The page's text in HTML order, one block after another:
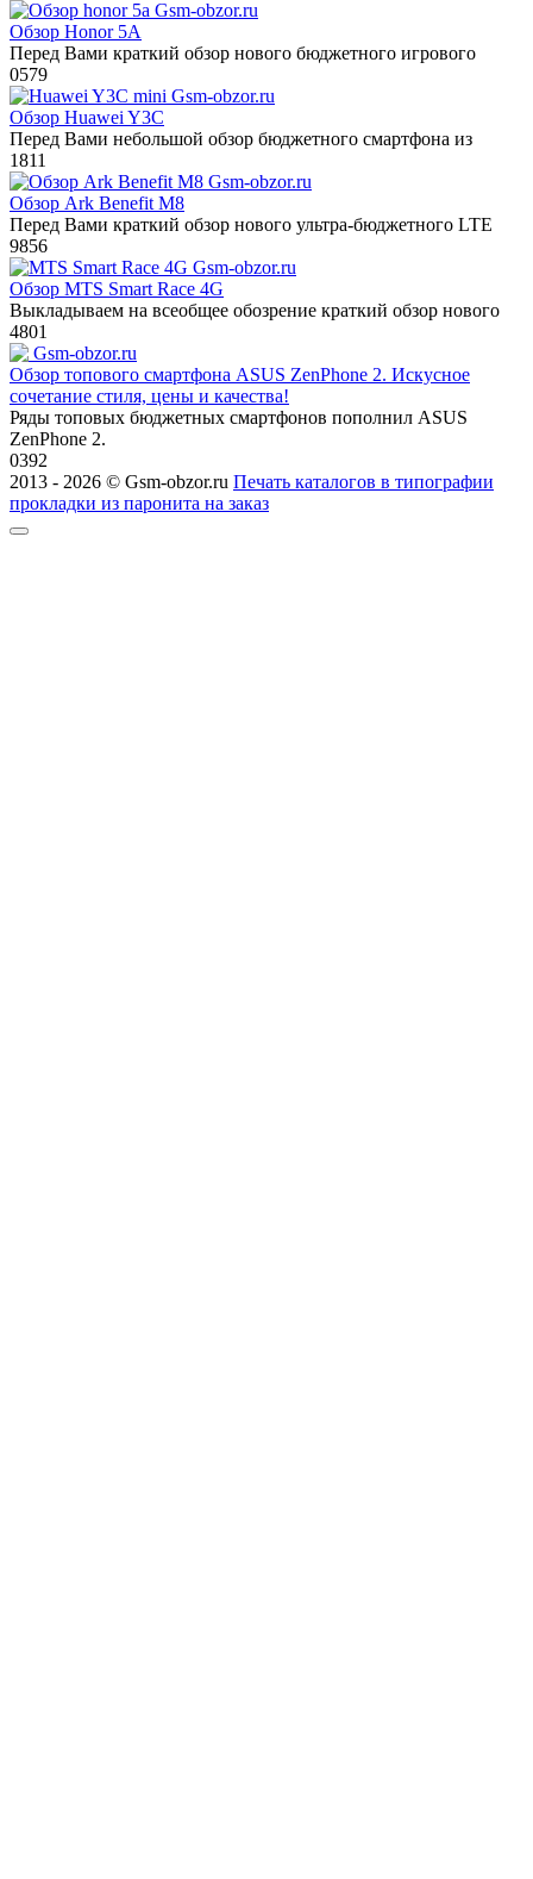
Обзор Honor 5A
Перед Вами краткий обзор нового бюджетного игрового
0579
Обзор Huawei Y3C
Перед Вами небольшой обзор бюджетного смартфона из
1811
Обзор Ark Benefit M8
Перед Вами краткий обзор нового ультра-бюджетного LTE
9856
Обзор MTS Smart Race 4G
Выкладываем на всеобщее обозрение краткий обзор нового
4801
Обзор топового смартфона ASUS ZenPhone 2. Искусное
сочетание стиля, цены и качества!
Ряды топовых бюджетных смартфонов пополнил ASUS
ZenPhone 2.
0392
2013 - 2026 © Gsm-obzor.ru Печать каталогов в типографии
прокладки из паронита на заказ